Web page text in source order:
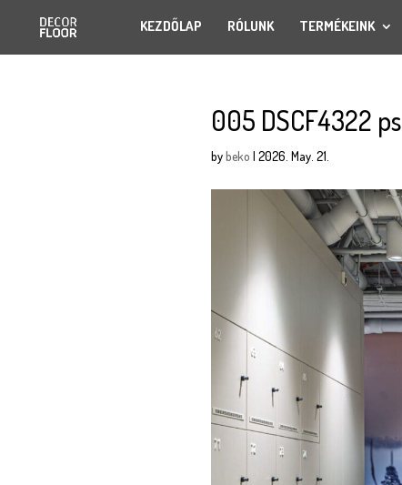
KEZDŐLAP RÓLUNK TERMÉKEINK
005 DSCF4322 ps
bybeko | 2026. May. 21.